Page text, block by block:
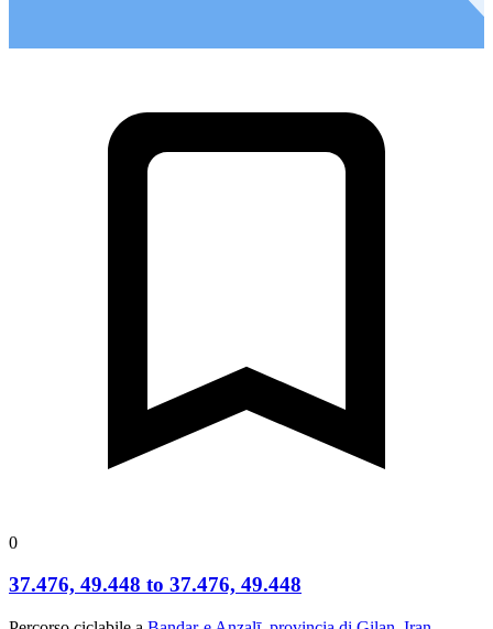
0
37.476, 49.448 to 37.476, 49.448